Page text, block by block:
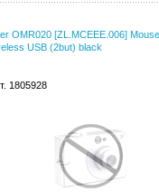
OMR020 [ZL.MCEEE.006] Mouse
USB (2but) black
1805928